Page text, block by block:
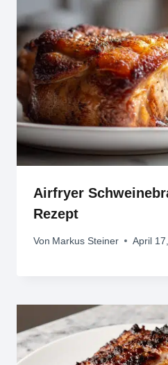
Airfryer
Rezept
Von Markus Steiner April